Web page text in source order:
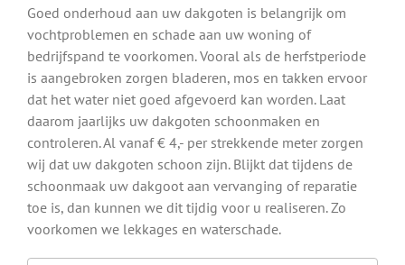
Goed onderhoud aan uw dakgoten is belangrijk om
vochtproblemen en schade aan uw woning of
bedrijfspand te voorkomen. Vooral als de herfstperiode
is aangebroken zorgen bladeren, mos en takken ervoor
dat het water niet goed afgevoerd kan worden. Laat
daarom jaarlijks uw dakgoten schoonmaken en
controleren. Al vanaf € 4,- per strekkende meter zorgen
wij dat uw dakgoten schoon zijn. Blijkt dat tijdens de
schoonmaak uw dakgoot aan vervanging of reparatie
toe is, dan kunnen we dit tijdig voor u realiseren. Zo
voorkomen we lekkages en waterschade.